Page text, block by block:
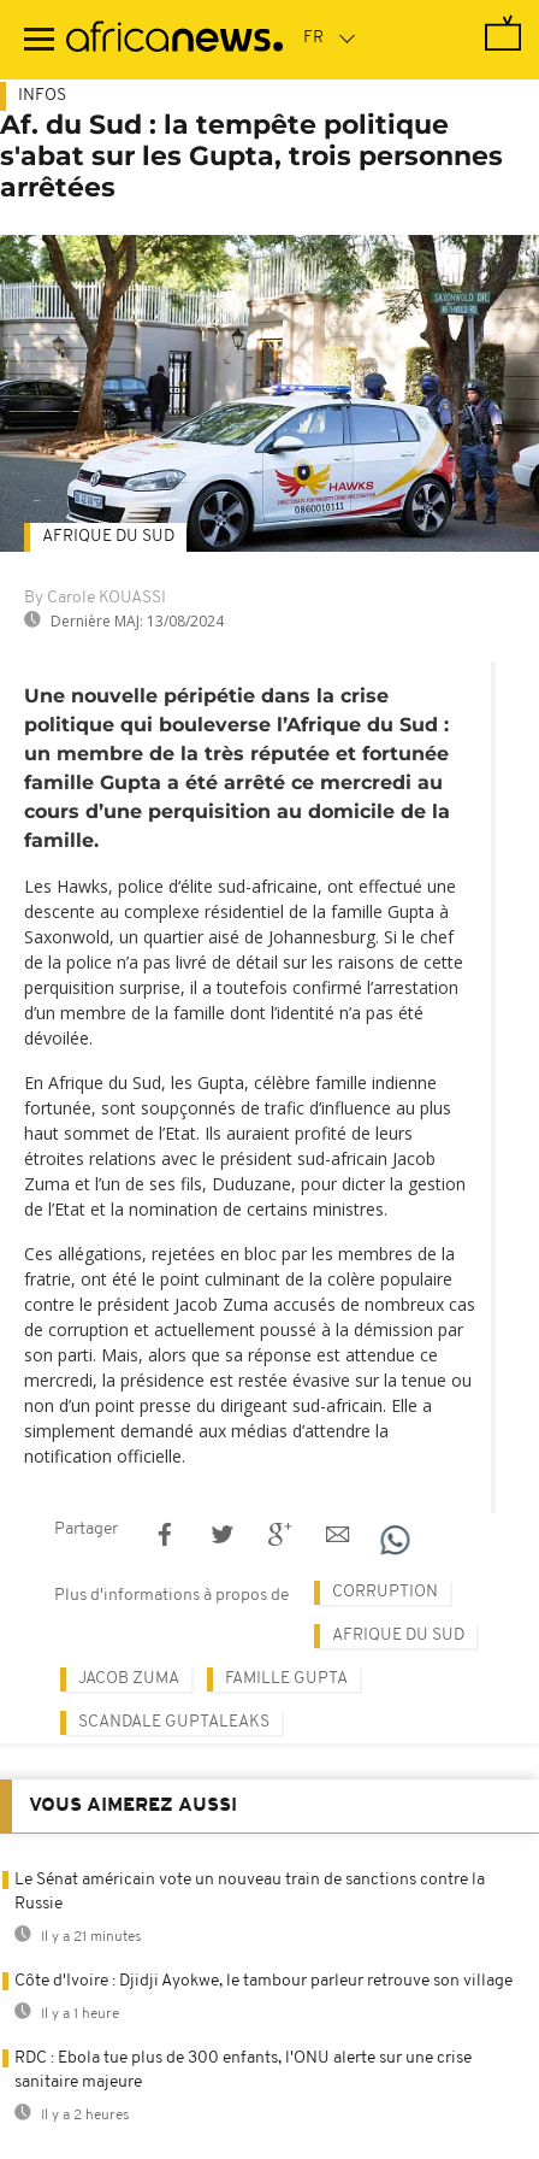
contenu
INFOS
Af. du Sud : la tempête politique
s'abat sur les Gupta, trois personnes
arrêtées
By Carole KOUASSI
Dernière MAJ: 13/08/2024
AFRIQUE DU SUD
Une nouvelle péripétie dans la crise
politique qui bouleverse l’Afrique du Sud :
un membre de la très réputée et fortunée
famille Gupta a été arrêté ce mercredi au
cours d’une perquisition au domicile de la
famille.
Les Hawks, police d‘élite sud-africaine, ont effectué une
descente au complexe résidentiel de la famille Gupta à
Saxonwold, un quartier aisé de Johannesburg. Si le chef
de la police n’a pas livré de détail sur les raisons de cette
perquisition surprise, il a toutefois confirmé l’arrestation
d’un membre de la famille dont l’identité n’a pas été
dévoilée.
En Afrique du Sud, les Gupta, célèbre famille indienne
fortunée, sont soupçonnés de trafic d’influence au plus
haut sommet de l’Etat. Ils auraient profité de leurs
étroites relations avec le président sud-africain Jacob
Zuma et l’un de ses fils, Duduzane, pour dicter la gestion
de l’Etat et la nomination de certains ministres.
Ces allégations, rejetées en bloc par les membres de la
fratrie, ont été le point culminant de la colère populaire
contre le président Jacob Zuma accusés de nombreux cas
de corruption et actuellement poussé à la démission par
son parti. Mais, alors que sa réponse est attendue ce
mercredi, la présidence est restée évasive sur la tenue ou
non d’un point presse du dirigeant sud-africain. Elle a
simplement demandé aux médias d’attendre la
notification officielle.
Partager
Plus d'informations à propos de CORRUPTION
AFRIQUE DU SUD
JACOB ZUMA FAMILLE GUPTA
SCANDALE GUPTALEAKS
VOUS AIMEREZ AUSSI
Le Sénat américain vote un nouveau train de sanctions contre la
Russie
Il y a 21 minutes
Côte d'Ivoire : Djidji Ayokwe, le tambour parleur retrouve son village
Il y a 1 heure
RDC : Ebola tue plus de 300 enfants, l'ONU alerte sur une crise
sanitaire majeure
Il y a 2 heures